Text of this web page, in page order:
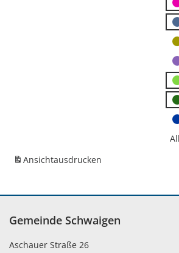
Ansichtausdrucken
Gemeinde Schwaigen
Aschauer Straße 26